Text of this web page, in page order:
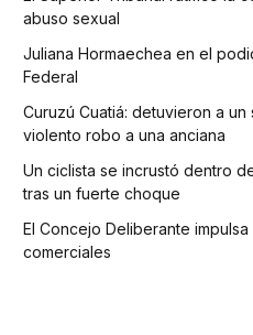
abuso sexual
Juliana Hormaechea en el
Federal
Curuzú Cuatiá: detuvieron a
violento robo a una anciana
Un ciclista se incrustó dentro
tras un fuerte choque
El Concejo Deliberante
comerciales